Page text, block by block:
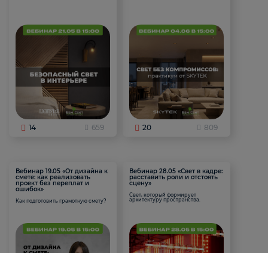
14 659 20 809
Вебинар 19.05 «От дизайна к
смете: как реализовать
проект без переплат и
ошибок»
Как подготовить грамотную смету?
Вебинар 28.05 «Свет в кадре:
расставить роли и отстоять
сцену»
Свет, который формирует
архитектуру пространства.